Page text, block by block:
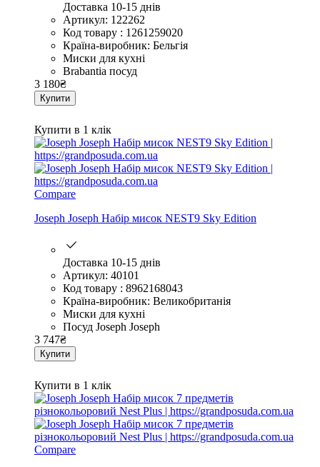
Доставка 10-15 днів
Артикул: 122262
Код товару : 1261259020
Країна-виробник: Бельгія
Миски для кухні
Brabantia посуд
3 180₴
Купити
Купити в 1 клік
Compare
Joseph Joseph Набір мисок NEST9 Sky Edition
Доставка 10-15 днів
Артикул: 40101
Код товару : 8962168043
Країна-виробник: Великобританія
Миски для кухні
Посуд Joseph Joseph
3 747₴
Купити
Купити в 1 клік
Compare